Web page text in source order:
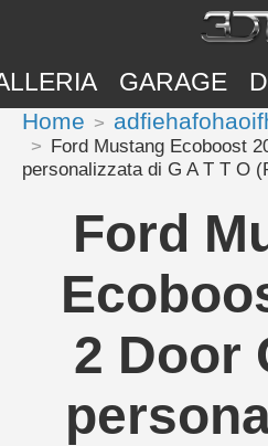
GARAGE
Home
Ford Mustang Ecoboost
personalizzata di G A T T O
Ford
2 Door